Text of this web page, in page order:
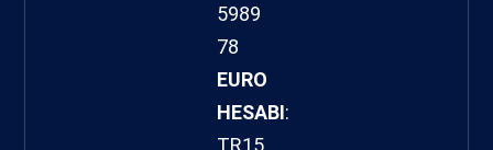
5989
78
EURO
HESABI:
TR15